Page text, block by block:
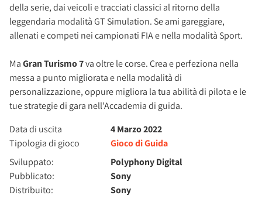
della serie, dai veicoli e tracciati classici al ritorno della
leggendaria modalità GT Simulation. Se ami gareggiare,
allenati e competi nei campionati FIA e nella modalità Sport.
MaGran Turismo 7va oltre le corse. Crea e perfeziona nella
messa a punto migliorata e nella modalità di
personalizzazione, oppure migliora la tua abilità di pilota e le
tue strategie di gara nell'Accademia di guida.
Data di uscita
4 Marzo 2022
Tipologia di gioco
Gioco di Guida
Sviluppato:
Polyphony Digital
Pubblicato:
Sony
Distribuito:
Sony